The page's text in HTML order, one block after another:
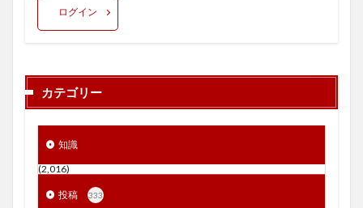
ログイン
カテゴリー
知識
(2,016)
投稿 333